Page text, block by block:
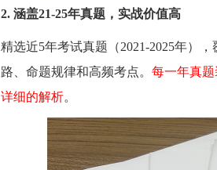
2. 涵盖21-25年真题，实战价值高
精选近5年考试真题（2021-2025年）
路、命题规律和高频考点。 每一年真
详细的解析。